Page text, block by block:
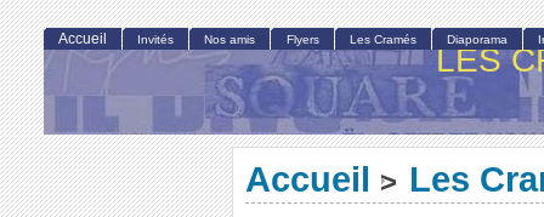
LES
Accueil > Les
Accueil Invités Nos amis Flyers Les Cramés Diaporama